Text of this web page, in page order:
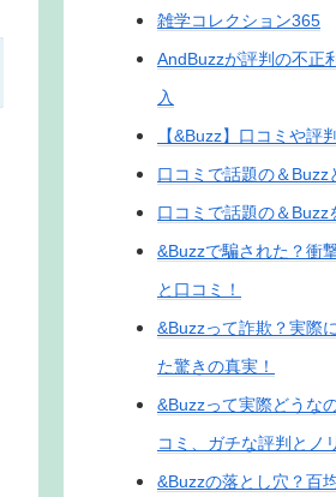
雑学コレクション365
AndBuzzが評判の不正
入
【&Buzz】口コミや評
口コミで話題の＆Buzz
口コミで話題の＆Buzz
&Buzzで騙された？衝
と口コミ！
&Buzzって詐欺？実際
た驚きの真実！
&Buzzって実際どうな
コミ、ガチな評判とノ
&Buzzの落とし穴？百